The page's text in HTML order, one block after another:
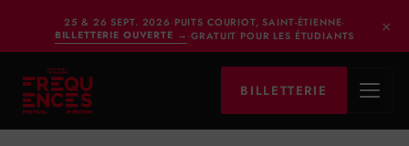
25 & 26 SEPT. 2026 · PUITS COURIOT, SAINT-ÉTIENNE·
BILLETTERIE OUVERTE → ·GRATUIT POUR LES ÉTUDIANTS ×
BILLETTERIE